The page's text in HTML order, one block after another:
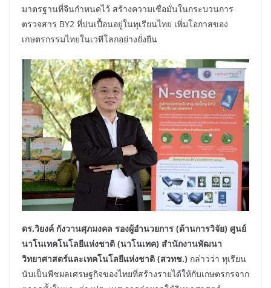
มาตรฐานที่จีนกำหนดไว้ สร้างความเชื่อมั่นในกระบวนการ
ตรวจสาร BY2 ที่ปนเปื้อนอยู่ในทุเรียนไทย เพิ่มโอกาสของ
เกษตรกรรมไทยในเวทีโลกอย่างยั่งยืน
ดร.วิยงค์ กังวานศุภมงคล รองผู้อำนวยการ (ด้านการวิจัย) ศูนย์
นาโนเทคโนโลยีแห่งชาติ (นาโนเทค) สำนักงานพัฒนา
วิทยาศาสตร์และเทคโนโลยีแห่งชาติ (สวทช.) กล่าวว่า ทุเรียน
นับเป็นพืชผลเศรษฐกิจของไทยที่สร้างรายได้ให้กับเกษตรกรจาก